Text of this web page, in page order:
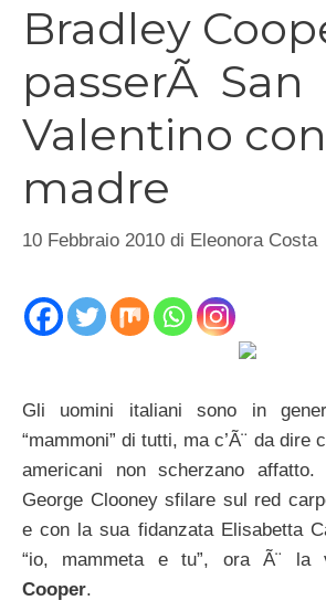
Bradley
passerÃ San
Valentino
madre
10 Febbraio 2010 di Eleonora Costa
Gli uomini italiani sono in
“mammoni” di tutti, ma c’Ã¨ da dire
americani non scherzano
George Clooney sfilare sul red
e con la sua fidanzata Elisabetta
“io, mammeta e tu”, ora Ã¨ la
Cooper.